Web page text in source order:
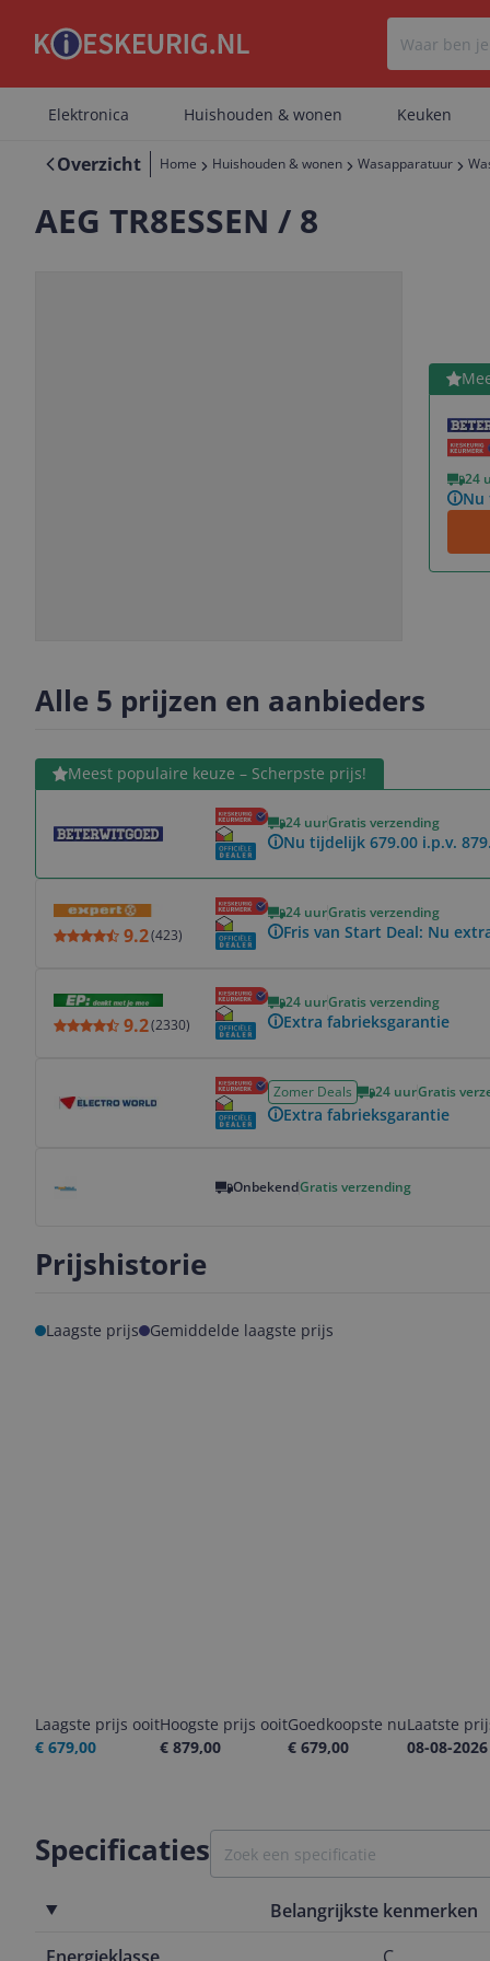
Elektronica Huishouden & wonen Keuken
Overzicht Home Huishouden & wonen Wasapparatuur
AEG TR8ESSEN / 8
24
Nu
Bekijk
Alle 5 prijzen en aanbieders
Meest populaire keuze – Scherpste prijs!
24 uurGratis verzending
Nu tijdelijk 679.00 i.p.v.
Bekijk product
9.2(423)
24 uurGratis verzending
Fris van Start Deal: Nu
9.2(2330)
24 uurGratis verzending
Extra fabrieksgarantie
Zomer Deals 24 uurGratis
Extra fabrieksgarantie
OnbekendGratis verzending
Prijshistorie
Laagste prijs Gemiddelde laagste prijs
Laagste prijs ooit
€ 679,00
Hoogste prijs ooit
€ 879,00
Goedkoopste nu
€ 679,00
Laatste
08-08-2026
Specificaties
Belangrijkste kenmerken